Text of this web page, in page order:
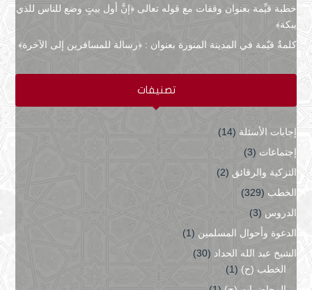
خطبة قيِّمة بعنوان وقفات مع قوله تعالى ﴿إنَّ أول بيتٍ وضع للناس للذي
ببكة﴾
كلمةٌ قيّمة في المدينة المنورة بعنوان : ﴿رسالة للمسافرين إلى الآخرة﴾
تصنيفات
إجابات الأسئلة (14)
إجتماعات (3)
التزكية والرقائق (2)
الخطب (329)
الدروس (3)
الدعوة وأحوال المسلمين (1)
الشيخ عبد الله الحداد (30)
الخطب (ح) (1)